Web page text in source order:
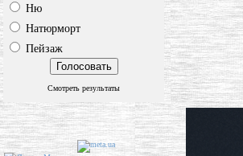
Ню
Натюрморт
Пейзаж
Смотреть результаты